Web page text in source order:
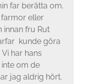
far berät­ta om.
eller
innan fru Rut
kunde göra
har hans
om de
jag aldrig hört.